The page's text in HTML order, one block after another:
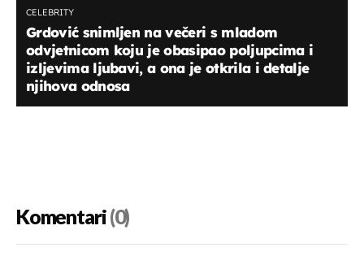
CELEBRITY
Grdović snimljen na večeri s mladom
odvjetnicom koju je obasipao poljupcima i
izljevima ljubavi, a ona je otkrila i detalje
njihova odnosa
Komentari(0)